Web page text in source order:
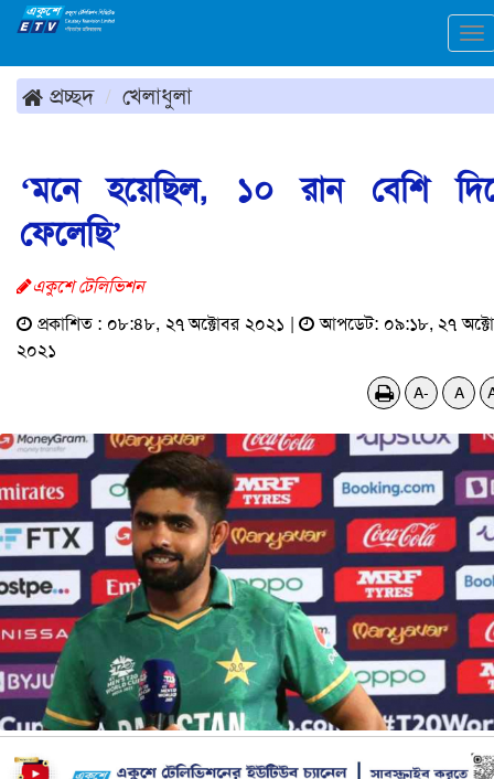
প্রচ্ছদ খেলাধুলা
‘মনে হয়েছিল, ১০ রান বেশি
ফেলেছি’
একুশে টেলিভিশন
প্রকাশিত : ০৮:৪৮, ২৭ অক্টোবর ২০২১ |
আপডেট: ০৯:১৮, ২৭
২০২১
A- A